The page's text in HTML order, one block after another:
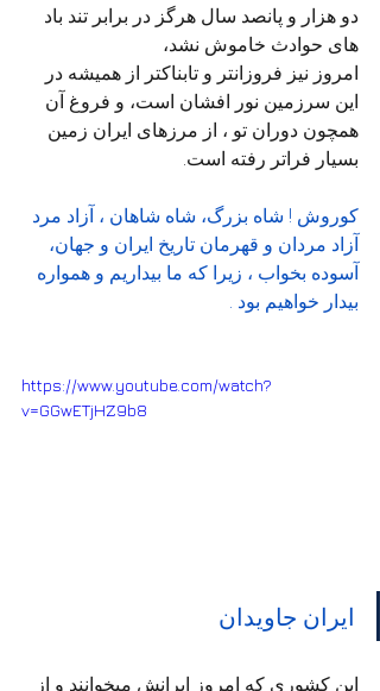
دو هزار و پانصد سال هرگز در برابر تند باد
های حوادث خاموش نشد،
امروز نیز فروزانتر و تابناکتر از همیشه در
این سرزمین نور افشان است، و فروغ آن
همچون دوران تو ، از مرزهای ایران زمین
بسیار فراتر رفته است.
کوروش ! شاه بزرگ، شاه شاهان ، آزاد مرد
آزاد مردان و قهرمان تاریخ ایران و جهان،
آسوده بخواب ، زیرا که ما بیداریم و همواره
بیدار خواهیم بود .
https://www.youtube.com/watch?
v=GGwETjHZ9b8
ایران جاویدان
این کشوری که امروز ایرانش میخوانند و از